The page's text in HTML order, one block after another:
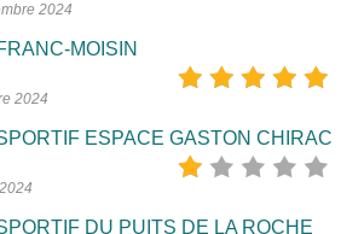
2024
MOISIN
2024
ESPACE GASTON CHIRAC
DU PUITS DE LA ROCHE